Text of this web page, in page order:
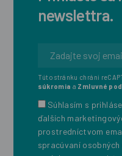
newslettra.
Túto stránku chráni
súkromia a Zmluvné
Súhlasím s
ďalších
prostredníctvom
spracúvaní